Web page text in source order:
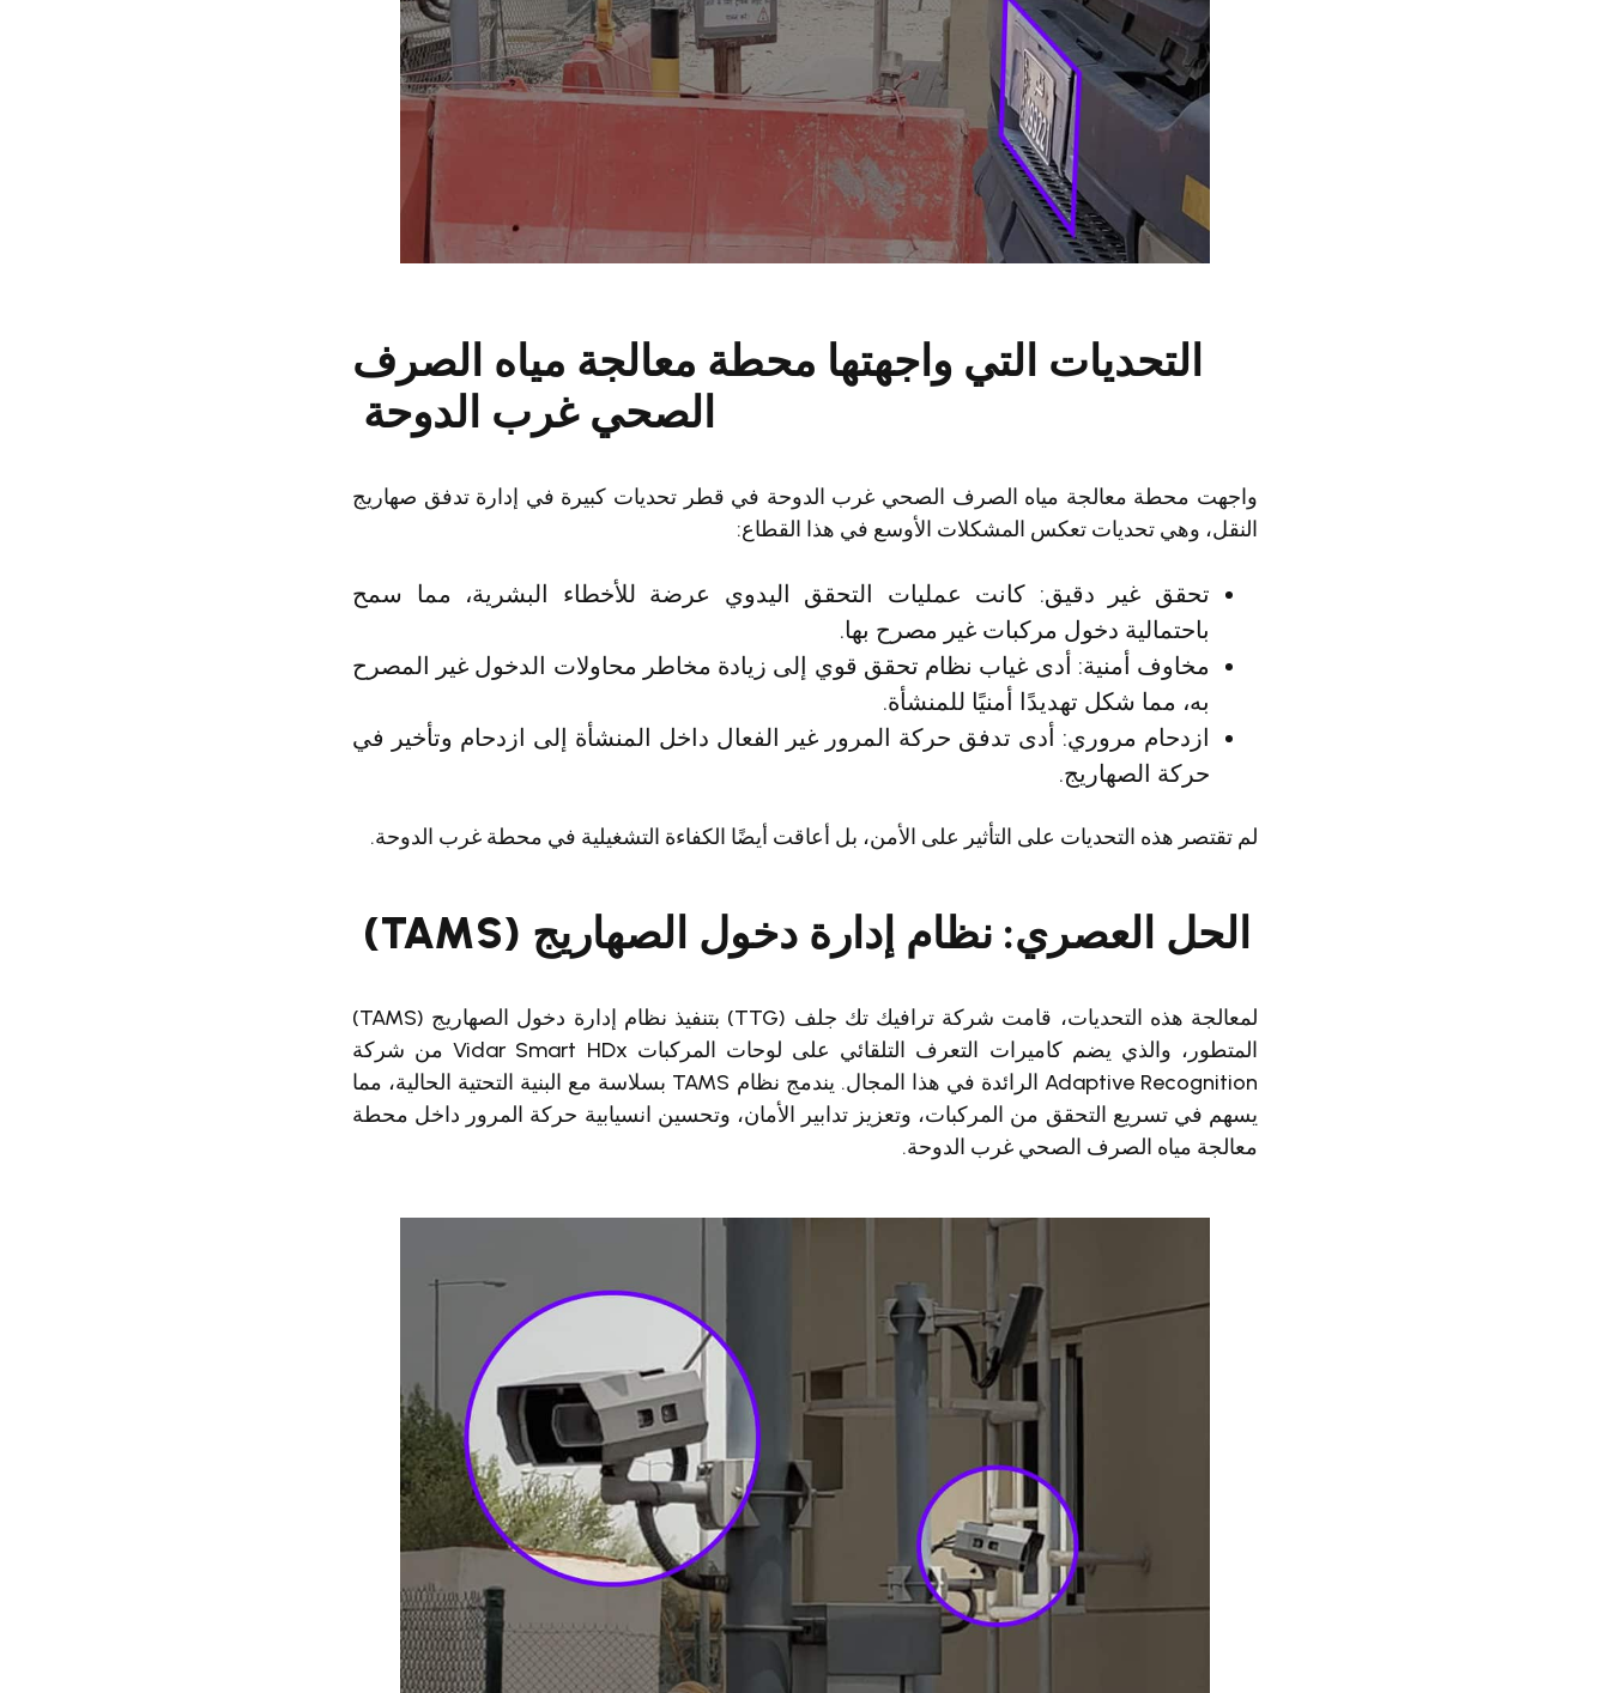
التحديات التي واجهتها محطة معالجة مياه الصرف
الصحي غرب الدوحة
واجهت محطة معالجة مياه الصرف الصحي غرب الدوحة في قطر تحديات كبيرة في إدارة تدفق صهاريج
النقل، وهي تحديات تعكس المشكلات الأوسع في هذا القطاع:
تحقق غير دقيق: كانت عمليات التحقق اليدوي عرضة للأخطاء البشرية، مما سمح
باحتمالية دخول مركبات غير مصرح بها.
مخاوف أمنية: أدى غياب نظام تحقق قوي إلى زيادة مخاطر محاولات الدخول غير المصرح
به، مما شكل تهديدًا أمنيًا للمنشأة.
ازدحام مروري: أدى تدفق حركة المرور غير الفعال داخل المنشأة إلى ازدحام وتأخير في
حركة الصهاريج.
لم تقتصر هذه التحديات على التأثير على الأمن، بل أعاقت أيضًا الكفاءة التشغيلية في محطة غرب الدوحة.
الحل العصري: نظام إدارة دخول الصهاريج (TAMS)
لمعالجة هذه التحديات، قامت شركة ترافيك تك جلف (TTG) بتنفيذ نظام إدارة دخول الصهاريج (TAMS)
المتطور، والذي يضم كاميرات التعرف التلقائي على لوحات المركبات Vidar Smart HDx من شركة
Adaptive Recognition الرائدة في هذا المجال. يندمج نظام TAMS بسلاسة مع البنية التحتية الحالية، مما
يسهم في تسريع التحقق من المركبات، وتعزيز تدابير الأمان، وتحسين انسيابية حركة المرور داخل محطة
معالجة مياه الصرف الصحي غرب الدوحة.